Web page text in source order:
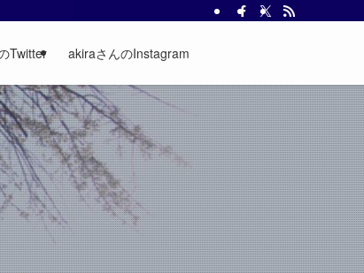
Twitter akiraさんのInstagram